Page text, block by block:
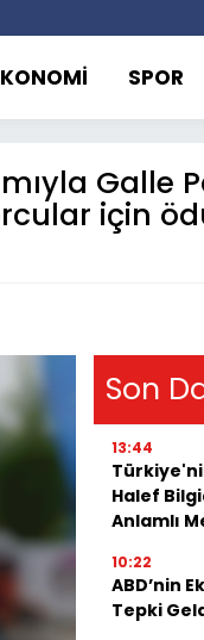
SPOR
Galle
için
Son
13:44
Halef
Anlamlı
10:22
ABD’nin
Tepki